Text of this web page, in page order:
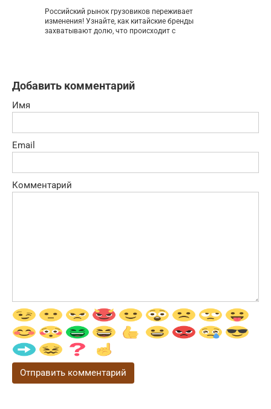
Российский рынок грузовиков переживает
изменения! Узнайте, как китайские бренды
захватывают долю, что происходит с
Добавить комментарий
Имя
Email
Комментарий